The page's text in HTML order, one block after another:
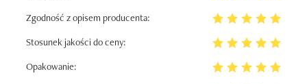
Zgodność z opisem producenta:
Stosunek jakości do ceny:
Opakowanie: